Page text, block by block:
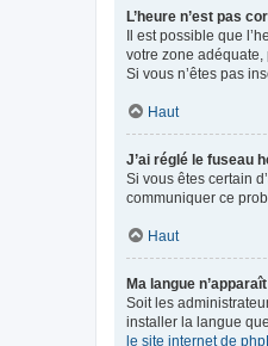
L’heure n’est pas
Il est possible que
votre zone adéquate,
Si vous n’êtes pas
Haut
J’ai réglé le fuseau
Si vous êtes certain
communiquer ce
Haut
Ma langue
Soit les
installer la langue
le site internet de